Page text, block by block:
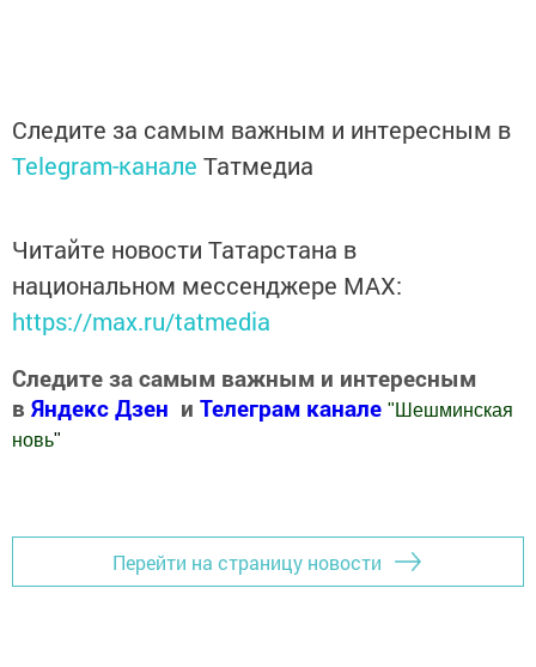
Следите за самым важным и интересным в
Telegram-канале Татмедиа
Читайте новости Татарстана в
национальном мессенджере MАХ:
https://max.ru/tatmedia
Следите за самым важным и интересным
в Яндекс Дзен и Телеграм канале "Шешминская
новь"
Перейти на страницу новости